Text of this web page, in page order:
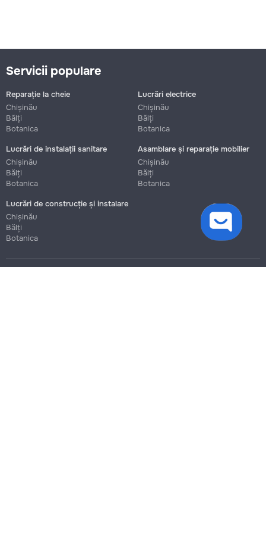
Servicii populare
Reparație la cheie
Chișinău
Bălți
Botanica
Lucrări electrice
Chișinău
Bălți
Botanica
Lucrări de instalații sanitare
Chișinău
Bălți
Botanica
Asamblare și reparație mobilier
Chișinău
Bălți
Botanica
Lucrări de construcție și instalare
Chișinău
Bălți
Botanica